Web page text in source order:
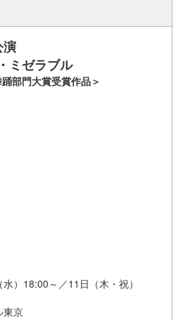
演
ミゼラブル
部門大賞受賞作品＞
）18:00～／11日（木・祝）
東京